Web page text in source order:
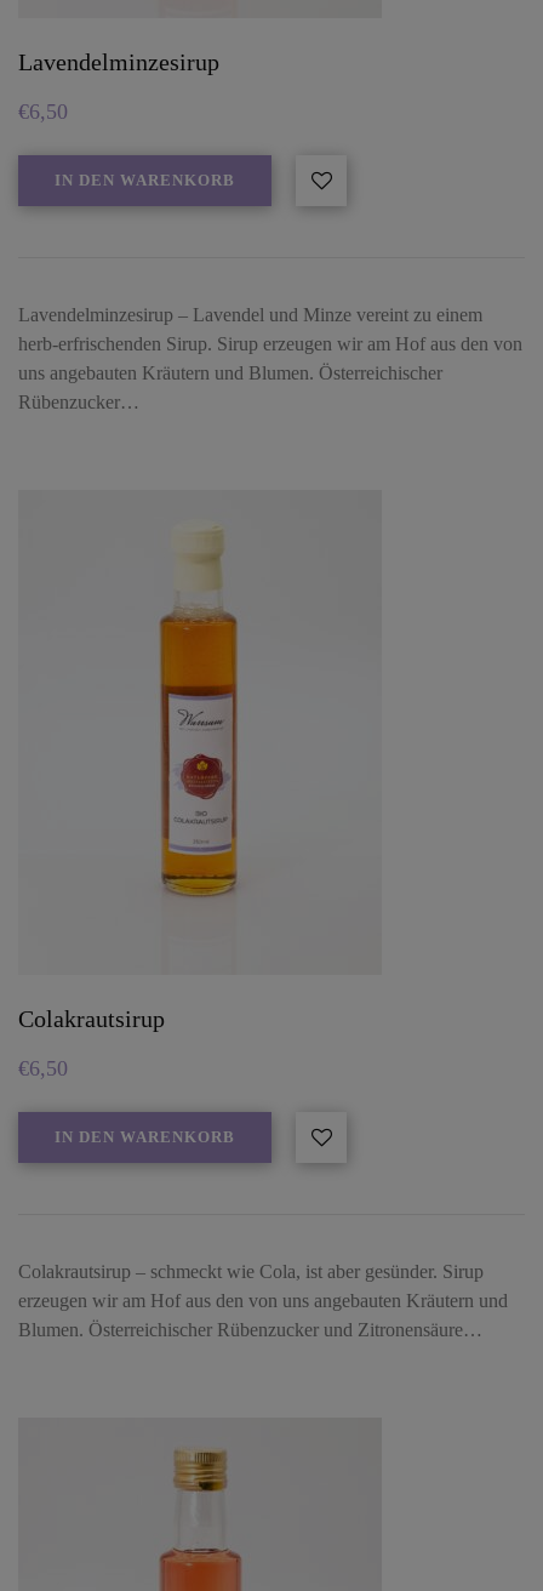
Lavendelminzesirup
€6,50
IN DEN WARENKORB
Lavendelminzesirup – Lavendel und Minze vereint zu einem
herb-erfrischenden Sirup. Sirup erzeugen wir am Hof aus den von
uns angebauten Kräutern und Blumen. Österreichischer
Rübenzucker…
Colakrautsirup
€6,50
IN DEN WARENKORB
Colakrautsirup – schmeckt wie Cola, ist aber gesünder. Sirup
erzeugen wir am Hof aus den von uns angebauten Kräutern und
Blumen. Österreichischer Rübenzucker und Zitronensäure…